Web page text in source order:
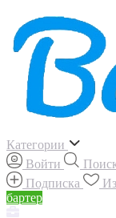
Категории
Войти
Подписка
бартер